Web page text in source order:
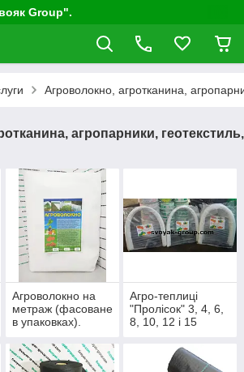
Group".
Агроволокно, агротканина,
агропарники, геотекстиль,
Агроволокно на
метраж (фасоване
в упаковках).
Агро-теплиці
"Пролісок" 3, 4, 6,
8, 10, 12 і 15